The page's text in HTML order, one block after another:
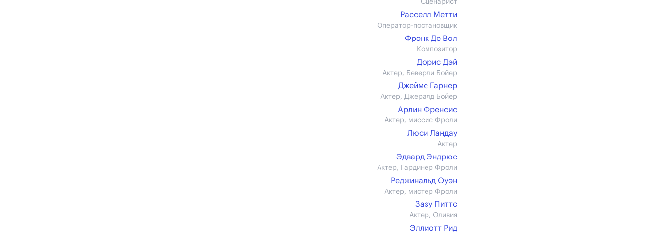
Сценарист
Расселл Метти
Оператор-постановщик
Фрэнк Де Вол
Композитор
Дорис Дэй
Актер, Беверли Бойер
Джеймс Гарнер
Актер, Джералд Бойер
Арлин Френсис
Актер, миссис Фроли
Люси Ландау
Актер
Эдвард Эндрюс
Актер, Гардинер Фроли
Реджинальд Оуэн
Актер, мистер Фроли
Зазу Питтс
Актер, Оливия
Эллиотт Рид